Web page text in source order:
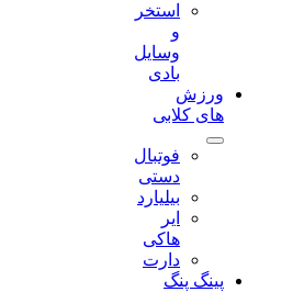
استخر
وسایل
ورزش
های کلابی
فوتبال
دستی
بیلیارد
دارت
پینگ پنگ